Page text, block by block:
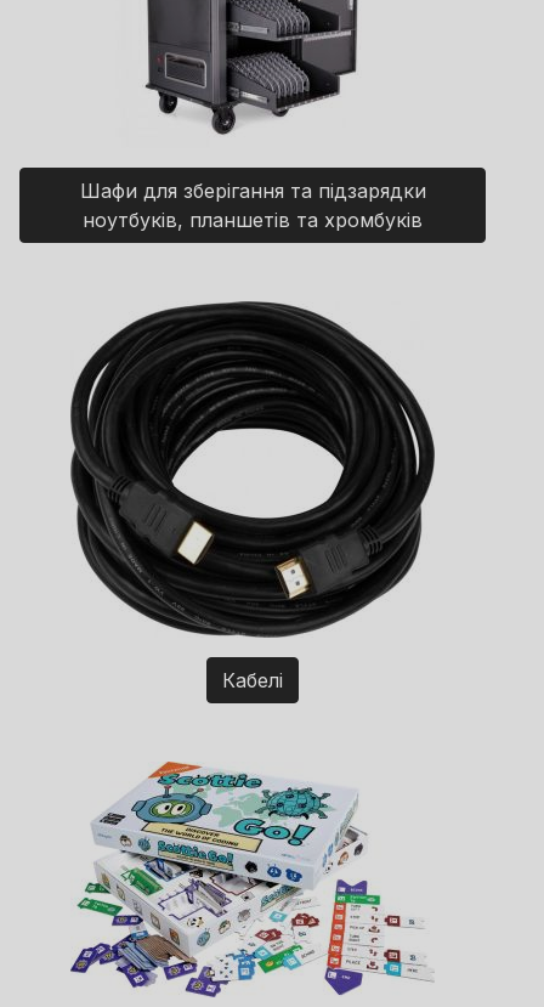
Шафи для зберігання та підзарядки
ноутбуків, планшетів та хромбуків
Кабелі